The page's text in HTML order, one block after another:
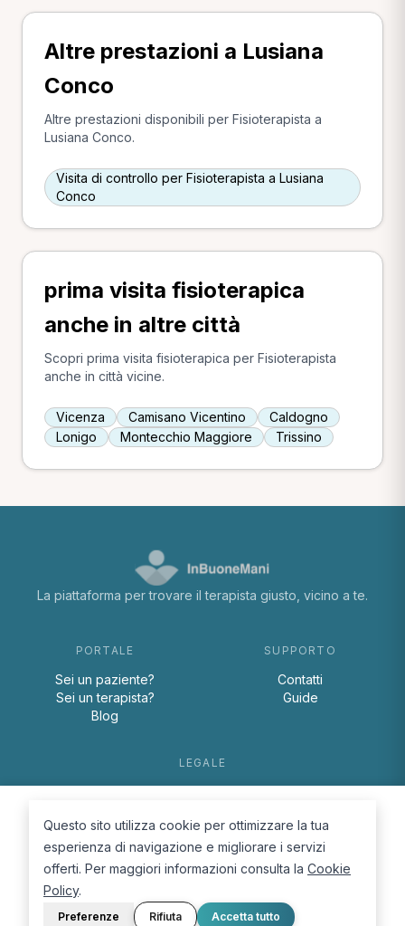
Altre prestazioni a Lusiana
Conco
Altre prestazioni disponibili per Fisioterapista a
Lusiana Conco.
Visita di controllo per Fisioterapista a Lusiana
Conco
prima visita fisioterapica
anche in altre città
Scopri prima visita fisioterapica per Fisioterapista
anche in città vicine.
Vicenza Camisano Vicentino
Caldogno
Lonigo
Montecchio Maggiore Trissino
La piattaforma per trovare il terapista giusto, vicino a te.
PORTALE
Sei un paziente?
Sei un terapista?
Blog
SUPPORTO
Contatti
Guide
LEGALE
Cookie Policy
Questo sito utilizza cookie per ottimizzare la tua
esperienza di navigazione e migliorare i servizi
offerti. Per maggiori informazioni consulta la Cookie
Policy.
Preferenze Rifiuta Accetta tutto